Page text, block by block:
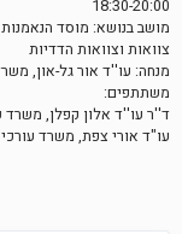
18:30-20:00
מושב בנושא: מוסד
צוואות וצוואות הדדיות
מנחה: עו''ד אור גל-און,
משתתפים:
ד''ר עו''ד אלון קפלן, משרד
עו"ד אורי צפת, משרד